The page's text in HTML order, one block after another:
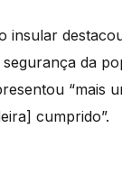
insular
da
“mais
cumprido”.